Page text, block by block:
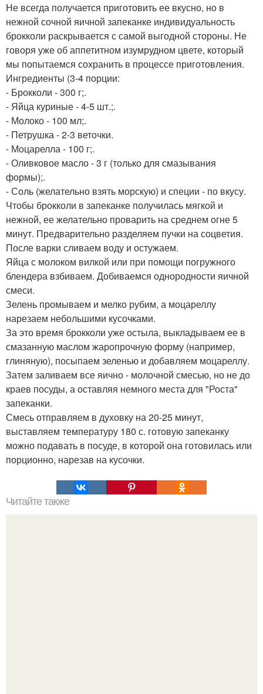
Не всегда получается приготовить ее вкусно, но в
нежной сочной яичной запеканке индивидуальность
брокколи раскрывается с самой выгодной стороны. Не
говоря уже об аппетитном изумрудном цвете, который
мы попытаемся сохранить в процессе приготовления.
Ингредиенты (3-4 порции:
- Брокколи - 300 г;.
- Яйца куриные - 4-5 шт.;.
- Молоко - 100 мл;.
- Петрушка - 2-3 веточки.
- Моцарелла - 100 г;.
- Оливковое масло - 3 г (только для смазывания
формы);.
- Соль (желательно взять морскую) и специи - по вкусу.
Чтобы брокколи в запеканке получилась мягкой и
нежной, ее желательно проварить на среднем огне 5
минут. Предварительно разделяем пучки на соцветия.
После варки сливаем воду и остужаем.
Яйца с молоком вилкой или при помощи погружного
блендера взбиваем. Добиваемся однородности яичной
смеси.
Зелень промываем и мелко рубим, а моцареллу
нарезаем небольшими кусочками.
За это время брокколи уже остыла, выкладываем ее в
смазанную маслом жаропрочную форму (например,
глиняную), посыпаем зеленью и добавляем моцареллу.
Затем заливаем все яично - молочной смесью, но не до
краев посуды, а оставляя немного места для "Роста"
запеканки.
Смесь отправляем в духовку на 20-25 минут,
выставляем температуру 180 с. готовую запеканку
можно подавать в посуде, в которой она готовилась или
порционно, нарезав на кусочки.
Читайте также